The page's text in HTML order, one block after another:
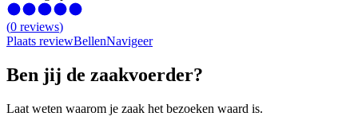
(0 reviews)
Plaats reviewBellenNavigeer
Ben jij de zaakvoerder?
Laat weten waarom je zaak het bezoeken waard is.